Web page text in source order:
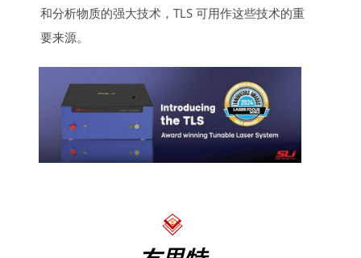
和分析物质的强大技术，TLS 可用作这些技术的重
要来源。